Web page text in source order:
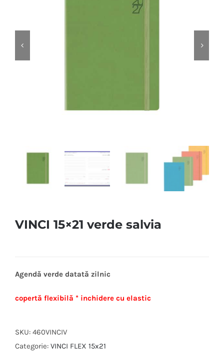
VINCI 15×21 verde salvia
Agendă verde datată zilnic
copertă flexibilă * inchidere cu elastic
SKU: 460VINCIV
Categorie: VINCI FLEX 15x21